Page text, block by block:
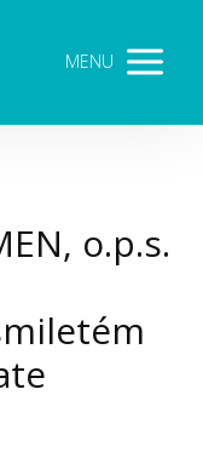
MENU
o.p.s.